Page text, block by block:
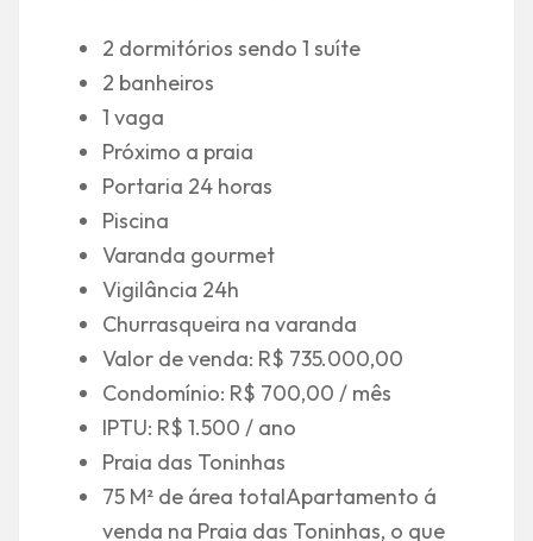
2 dormitórios sendo 1 suíte
2 banheiros
1 vaga
Próximo a praia
Portaria 24 horas
Piscina
Varanda gourmet
Vigilância 24h
Churrasqueira na varanda
Valor de venda: R$ 735.000,00
Condomínio: R$ 700,00 / mês
IPTU: R$ 1.500 / ano
Praia das Toninhas
75 M² de área totalApartamento á
venda na Praia das Toninhas, o que